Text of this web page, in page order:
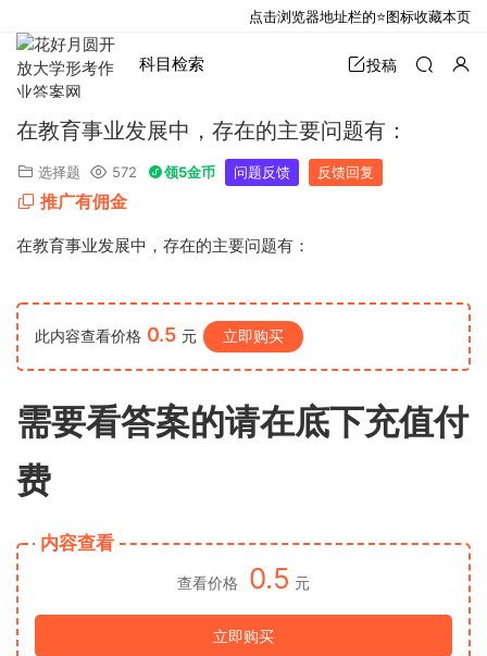
科目检索 投稿
在教育事业发展中，存在的主要问题有：
选择题 572 领5金币 问题反馈 反馈回复
推广有佣金
在教育事业发展中，存在的主要问题有：
此内容查看价格 0.5 元 立即购买
需要看答案的请在底下充值付
费
内容查看
查看价格 0.5 元
立即购买
点击浏览器地址栏的⭐图标收藏本页